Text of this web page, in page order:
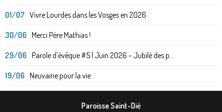
01/07 Vivre Lourdes dans les Vosges en 2026
30/06 Merci Père Mathias !
29/06 Parole d'évêque #5 | Juin 2026 – Jubilé des p...
19/06 Neuvaine pour la vie
Paroisse Saint-Dié